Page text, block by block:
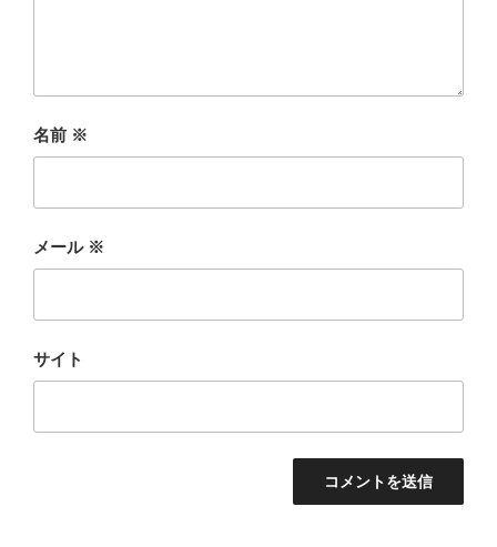
名前 ※
メール ※
サイト